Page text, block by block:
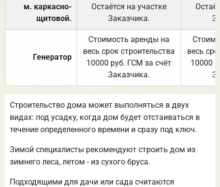
м. каркасно-
щитовой.
Остаётся на участке
Заказчика.
Генератор
Стоимость аренды на
весь срок строительства
10000 руб. ГСМ за счёт
Заказчика.
весь
10000
Строительство дома может выполняться в двух
видах: под усадку, когда дом будет отстаиваться в
течение определенного времени и сразу под ключ.
Зимой специалисты рекомендуют строить дом из
зимнего леса, летом - из сухого бруса.
Подходящими для дачи или сада считаются